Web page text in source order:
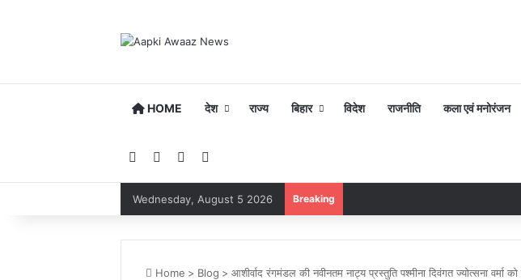
HOME देश राज्य बिहार विदेश राजनीति कला एवं मनोरंजन
FacebookYouTubeInstagram
Wednesday, August 5 2026 Breaking
Home > Blog > आशीर्वाद रंगमंडल की नवीनतम नाट्य प्रस्तुति पश्मीना दिवंगत ज्योत्सना वर्मा को